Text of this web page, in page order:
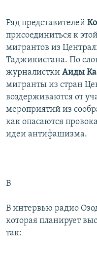
Ряд представителей
присоединиться к
мигрантов из
Таджикистана. По
журналистки Аиды
мигранты из стран
воздерживаются от
мероприятий из
как опасаются
идеи антифашизма.
В
В интервью радио
которая планирует
так: